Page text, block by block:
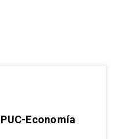
Economía